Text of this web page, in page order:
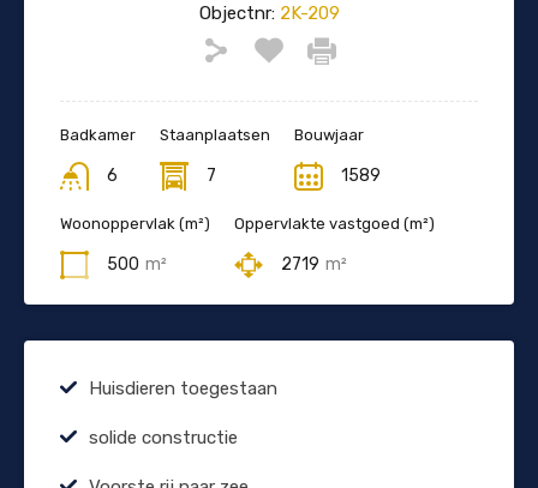
Objectnr:2K-209
Badkamer
6
Staanplaatsen
7
Bouwjaar
1589
Woonoppervlak (m²)
500 m²
Oppervlakte vastgoed (m²)
2719 m²
Huisdieren toegestaan
solide constructie